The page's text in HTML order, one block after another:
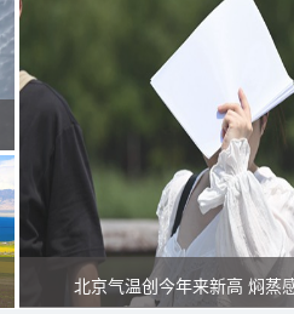
北京气温创今年来新高 焖蒸